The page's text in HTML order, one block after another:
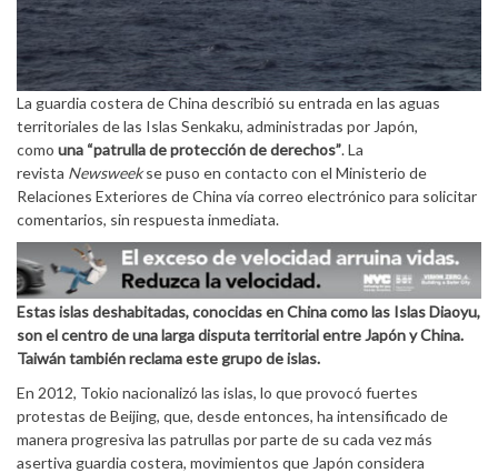
La guardia costera de China describió su entrada en las aguas
territoriales de las Islas Senkaku, administradas por Japón,
como una “patrulla de protección de derechos”. La
revista Newsweekse puso en contacto con el Ministerio de
Relaciones Exteriores de China vía correo electrónico para solicitar
comentarios, sin respuesta inmediata.
Estas islas deshabitadas, conocidas en China como las Islas Diaoyu,
son el centro de una larga disputa territorial entre Japón y China.
Taiwán también reclama este grupo de islas.
En 2012, Tokio nacionalizó las islas, lo que provocó fuertes
protestas de Beijing, que, desde entonces, ha intensificado de
manera progresiva las patrullas por parte de su cada vez más
asertiva guardia costera, movimientos que Japón considera